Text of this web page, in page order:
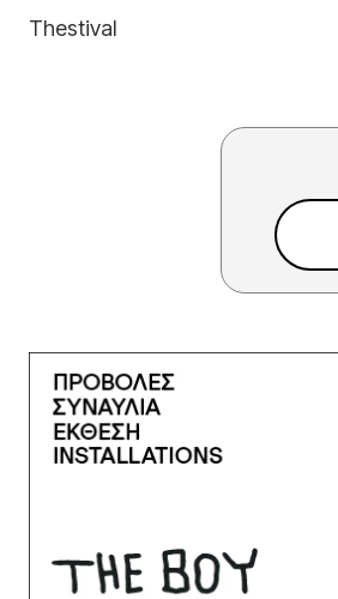
Thestival